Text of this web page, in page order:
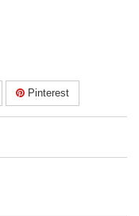
Pinterest